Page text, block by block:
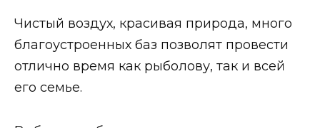
Чистый воздух, красивая природа, много
благоустроенных баз позволят провести
отлично время как рыболову, так и всей
его семье.